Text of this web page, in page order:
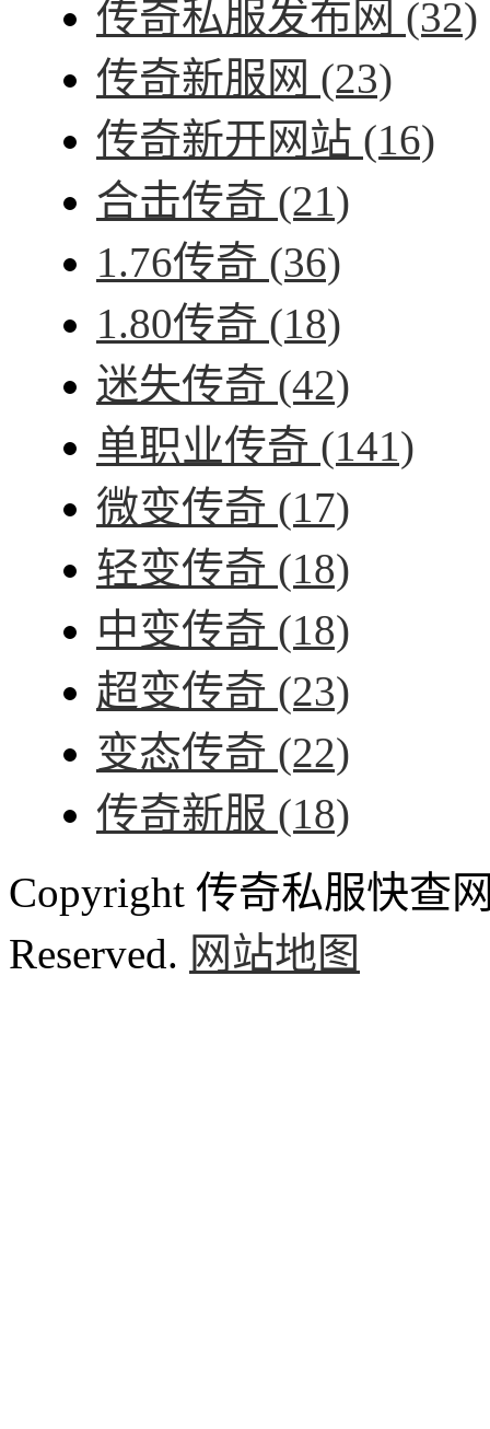
传奇私服发布网 (32)
传奇新服网 (23)
传奇新开网站 (16)
合击传奇 (21)
1.76传奇 (36)
1.80传奇 (18)
迷失传奇 (42)
单职业传奇 (141)
微变传奇 (17)
轻变传奇 (18)
中变传奇 (18)
超变传奇 (23)
变态传奇 (22)
传奇新服 (18)
Copyright 传奇私服快查
Reserved. 网站地图